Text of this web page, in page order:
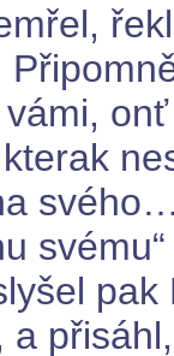
vámi,
a